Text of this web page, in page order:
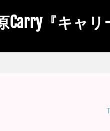
『キャリ